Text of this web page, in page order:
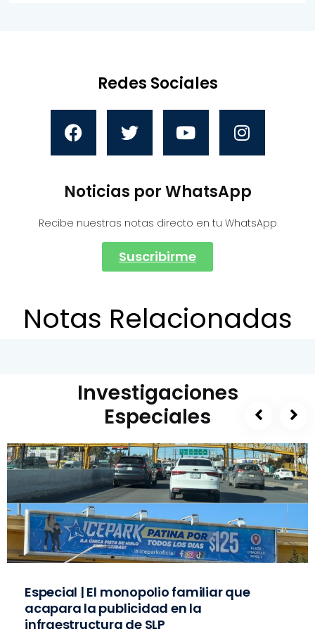
Redes Sociales
Noticias por WhatsApp
Recibe nuestras notas directo en tu WhatsApp
Suscribirme
Notas Relacionadas
Investigaciones
Especiales
Especial | El monopolio familiar que
acapara la publicidad en la
infraestructura de SLP